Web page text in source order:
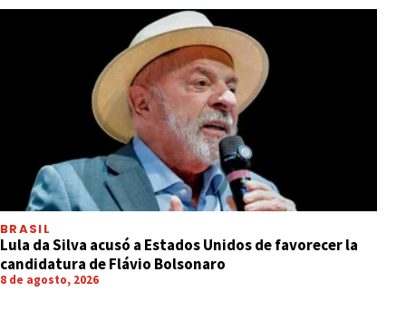
BRASIL
Lula da Silva acusó a Estados Unidos de favorecer la
candidatura de Flávio Bolsonaro
8 de agosto, 2026